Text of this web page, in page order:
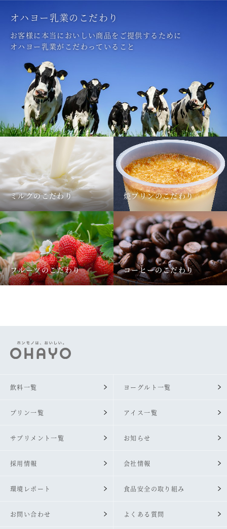
オハヨー乳業のこだわり
お客様に本当においしい商品をご提供するために
オハヨー乳業がこだわっていること
ミルクのこだわり 焼プリンのこだわり
フルーツのこだわり コーヒーのこだわり
飲料一覧 ヨーグルト一覧
プリン一覧 アイス一覧
サプリメント一覧 お知らせ
採用情報 会社情報
環境レポート 食品安全の取り組み
お問い合わせ よくある質問